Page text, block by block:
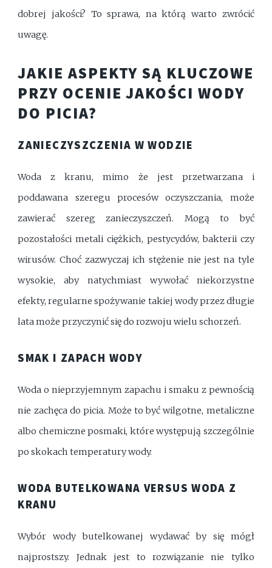
dobrej jakości? To sprawa, na którą warto zwrócić
uwagę.
JAKIE ASPEKTY SĄ KLUCZOWE
PRZY OCENIE JAKOŚCI WODY
DO PICIA?
ZANIECZYSZCZENIA W WODZIE
Woda z kranu, mimo że jest przetwarzana i
poddawana szeregu procesów oczyszczania, może
zawierać szereg zanieczyszczeń. Mogą to być
pozostałości metali ciężkich, pestycydów, bakterii czy
wirusów. Choć zazwyczaj ich stężenie nie jest na tyle
wysokie, aby natychmiast wywołać niekorzystne
efekty, regularne spożywanie takiej wody przez długie
lata może przyczynić się do rozwoju wielu schorzeń.
SMAK I ZAPACH WODY
Woda o nieprzyjemnym zapachu i smaku z pewnością
nie zachęca do picia. Może to być wilgotne, metaliczne
albo chemiczne posmaki, które występują szczególnie
po skokach temperatury wody.
WODA BUTELKOWANA VERSUS WODA Z
KRANU
Wybór wody butelkowanej wydawać by się mógł
najprostszy. Jednak jest to rozwiązanie nie tylko